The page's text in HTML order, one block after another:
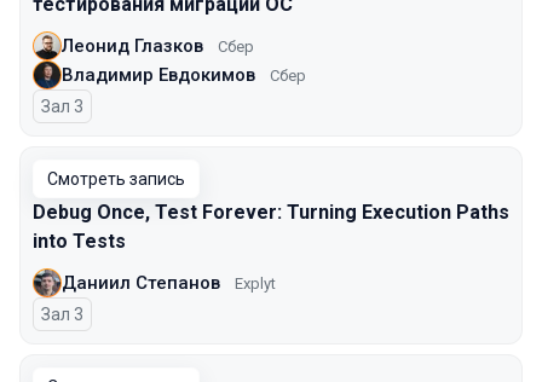
Леонид Глазков Сбер
Владимир Евдокимов Сбер
Зал 3
Смотреть запись
Debug Once, Test Forever: Turning Execution Paths
into Tests
Даниил Степанов Explyt
Зал 3